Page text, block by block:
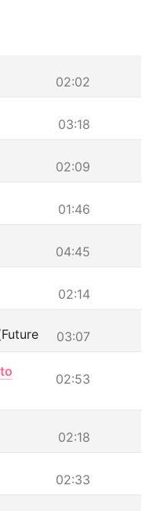
02:02
03:18
02:09
01:46
04:45
02:14
03:07
02:53
02:18
02:33